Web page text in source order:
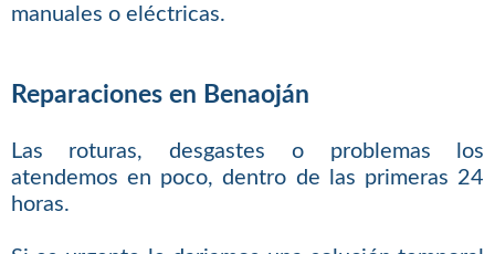
manuales o eléctricas.
Reparaciones en Benaoján
Las roturas, desgastes o problemas los
atendemos en poco, dentro de las primeras 24
horas.